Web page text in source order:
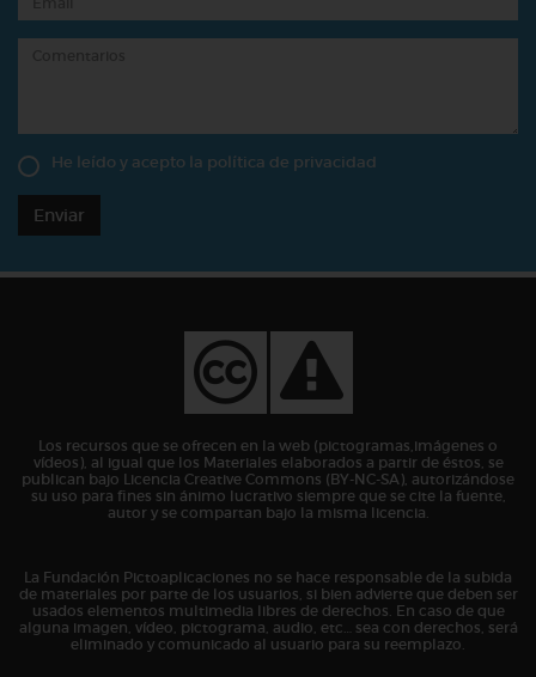
He leído y acepto la política de privacidad
Enviar
Los recursos que se ofrecen en la web (pictogramas,imágenes o
vídeos), al igual que los Materiales elaborados a partir de éstos, se
publican bajo Licencia Creative Commons (BY-NC-SA), autorizándose
su uso para fines sin ánimo lucrativo siempre que se cite la fuente,
autor y se compartan bajo la misma licencia.
La Fundación Pictoaplicaciones no se hace responsable de la subida
de materiales por parte de los usuarios, si bien advierte que deben ser
usados elementos multimedia libres de derechos. En caso de que
alguna imagen, vídeo, pictograma, audio, etc… sea con derechos, será
eliminado y comunicado al usuario para su reemplazo.